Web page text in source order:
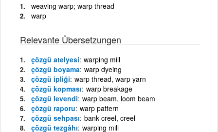
weaving warp; warp thread
warp
Relevante Übersetzungen
çözgü atelyesi warping mill
çözgü boyama warp dyeing
çözgü ipliği warp thread, warp yarn
çözgü kopması warp breakage
çözgü levendi warp beam, loom beam
çözgü raporu warp pattern
çözgü sehpası bank creel, creel
çözgü tezgâhı warping mill